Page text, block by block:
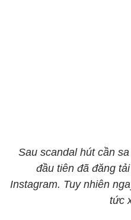
Sau scandal hút cần
đầu tiên đã đăng
Instagram. Tuy nhiên
tức